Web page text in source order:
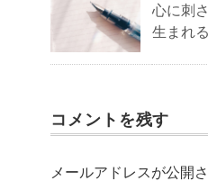
心に刺
生まれ
コメントを残す
メールアドレスが公開